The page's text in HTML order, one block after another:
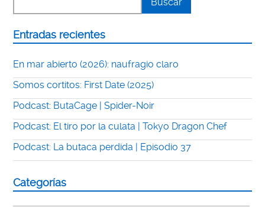
Entradas recientes
En mar abierto (2026): naufragio claro
Somos cortitos: First Date (2025)
Podcast: ButaCage | Spider-Noir
Podcast: El tiro por la culata | Tokyo Dragon Chef
Podcast: La butaca perdida | Episodio 37
Categorías